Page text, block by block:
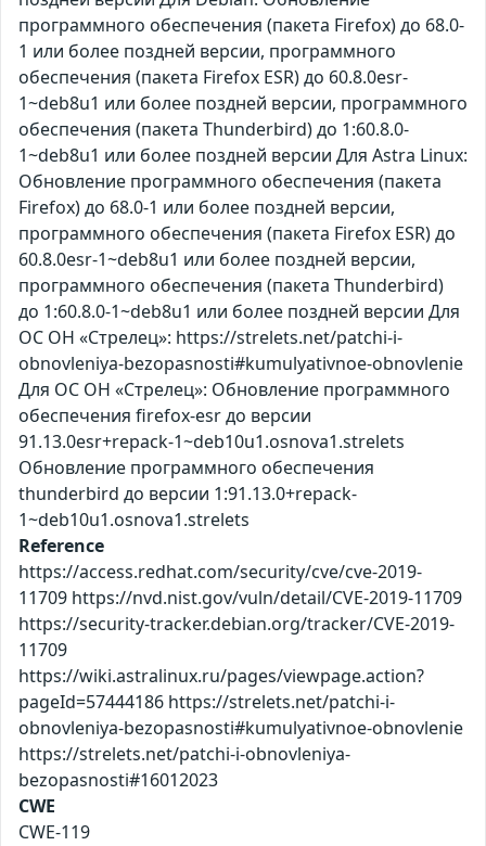
программного обеспечения (пакета Firefox) до 68.0-
1 или более поздней версии, программного
обеспечения (пакета Firefox ESR) до 60.8.0esr-
1~deb8u1 или более поздней версии, программного
обеспечения (пакета Thunderbird) до 1:60.8.0-
1~deb8u1 или более поздней версии Для Astra Linux:
Обновление программного обеспечения (пакета
Firefox) до 68.0-1 или более поздней версии,
программного обеспечения (пакета Firefox ESR) до
60.8.0esr-1~deb8u1 или более поздней версии,
программного обеспечения (пакета Thunderbird)
до 1:60.8.0-1~deb8u1 или более поздней версии Для
ОС ОН «Стрелец»: https://strelets.net/patchi-i-
obnovleniya-bezopasnosti#kumulyativnoe-obnovlenie
Для ОС ОН «Стрелец»: Обновление программного
обеспечения firefox-esr до версии
91.13.0esr+repack-1~deb10u1.osnova1.strelets
Обновление программного обеспечения
thunderbird до версии 1:91.13.0+repack-
1~deb10u1.osnova1.strelets
Reference
https://access.redhat.com/security/cve/cve-2019-
11709 https://nvd.nist.gov/vuln/detail/CVE-2019-11709
https://security-tracker.debian.org/tracker/CVE-2019-
11709
https://wiki.astralinux.ru/pages/viewpage.action?
pageId=57444186 https://strelets.net/patchi-i-
obnovleniya-bezopasnosti#kumulyativnoe-obnovlenie
https://strelets.net/patchi-i-obnovleniya-
bezopasnosti#16012023
CWE
CWE-119